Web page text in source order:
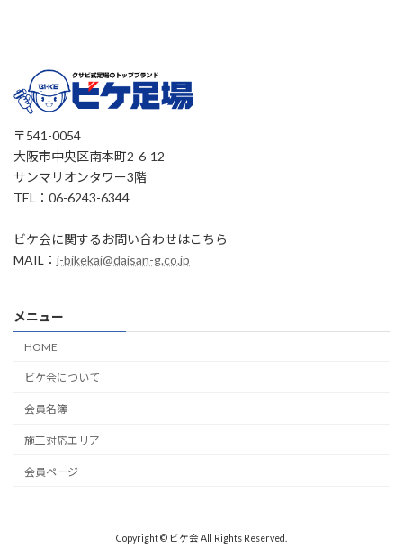
〒541-0054
大阪市中央区南本町2-6-12
サンマリオンタワー3階
TEL：06-6243-6344
ビケ会に関するお問い合わせはこちら
MAIL： j-bikekai@daisan-g.co.jp
メニュー
HOME
ビケ会について
会員名簿
施工対応エリア
会員ページ
Copyright © ビケ会 All Rights Reserved.